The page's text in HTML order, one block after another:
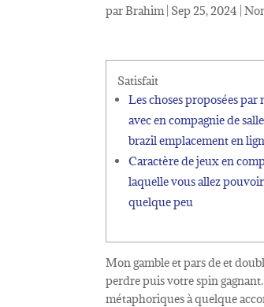
parBrahim| Sep 25, 2024 |
Satisfait
Les choses proposées par
avec en compagnie de
brazil emplacement en
Caractère de jeux en
laquelle vous allez
quelque peu
Mon gamble et pars de et
perdre puis votre spin
métaphoriques à quelque